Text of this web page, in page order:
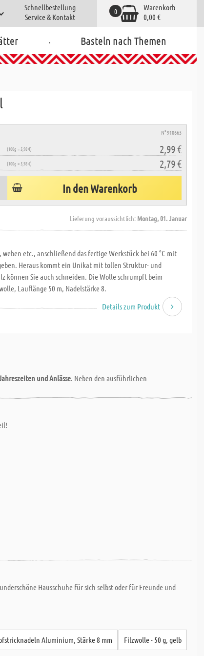
Schnellbestellung
Service & Kontakt
Warenkorb
0,00 €
0
. Basteln nach Themen
N° 910663
(100g = 5,98 €) 2,99 €
(100g = 5,98 €) 2,79 €
In den Warenkorb
Lieferung voraussichtlich: Montag, 01. Januar
etc., anschließend das fertige Werkstück bei 60 °C mit
Heraus kommt ein Unikat mit tollen Struktur- und
können Sie auch schneiden. Die Wolle schrumpft beim
Lauflänge 50 m, Nadelstärke 8.
Details zum Produkt
und Anlässe. Neben den ausführlichen
Hausschuhe für sich selbst oder für Freunde und
Aluminium, Stärke 8 mm Filzwolle - 50 g, gelb